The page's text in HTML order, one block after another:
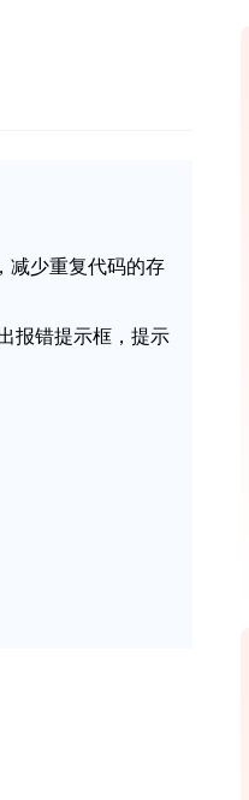
减少重复代码的存
报错提示框，提示